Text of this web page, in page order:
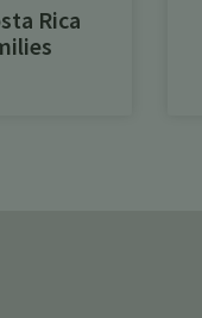
Rica